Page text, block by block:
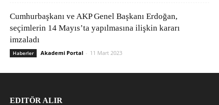
Cumhurbaşkanı ve AKP Genel Başkanı Erdoğan,
seçimlerin 14 Mayıs’ta yapılmasına ilişkin kararı
imzaladı
Haberler Akademi Portal - 11 Mart 2023
EDITÖR ALIR